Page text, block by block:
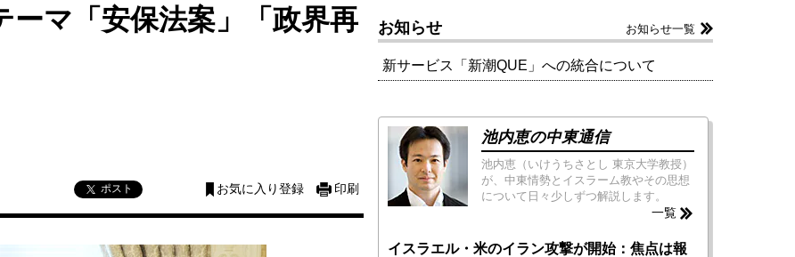
ーマ「安保法案」「政界再
ポスト お気に入り登録 印刷
お知らせ お知らせ一覧
新サービス「新潮QUE」への統合について
池内恵の中東通信
池内恵（いけうちさとし 東京大学教授）
が、中東情勢とイスラーム教やその思想
について日々少しずつ解説します。
一覧
イスラエル・米のイラン攻撃が開始：焦点は報